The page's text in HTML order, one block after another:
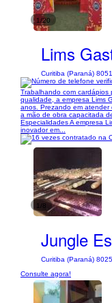
1/20
Lims
Curitiba (Paraná)
Trabalhando com cardápios
qualidade, a empresa Lims
anos. Prezando em atender
a mão de obra capacitada
Especialidades A empresa
inovador em...
1/8
Jungle
Curitiba (Paraná)
Consulte agora!